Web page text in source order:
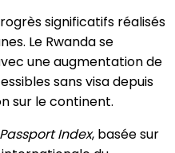
significatifs réalisés
Le Rwanda se
une augmentation de
sans visa depuis
sur le continent.
Index, basée sur